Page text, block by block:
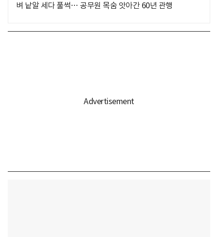
벼 낱알 세다 풀썩… 공무원 목숨 앗아간 60년 관행